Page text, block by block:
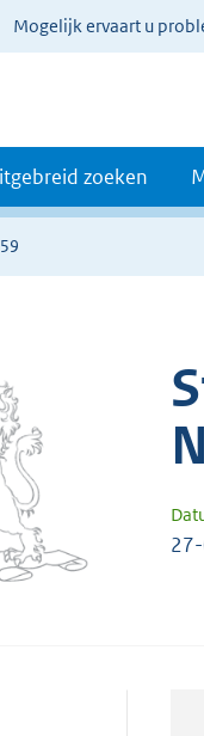
Mogelijk ervaart u
zoeken